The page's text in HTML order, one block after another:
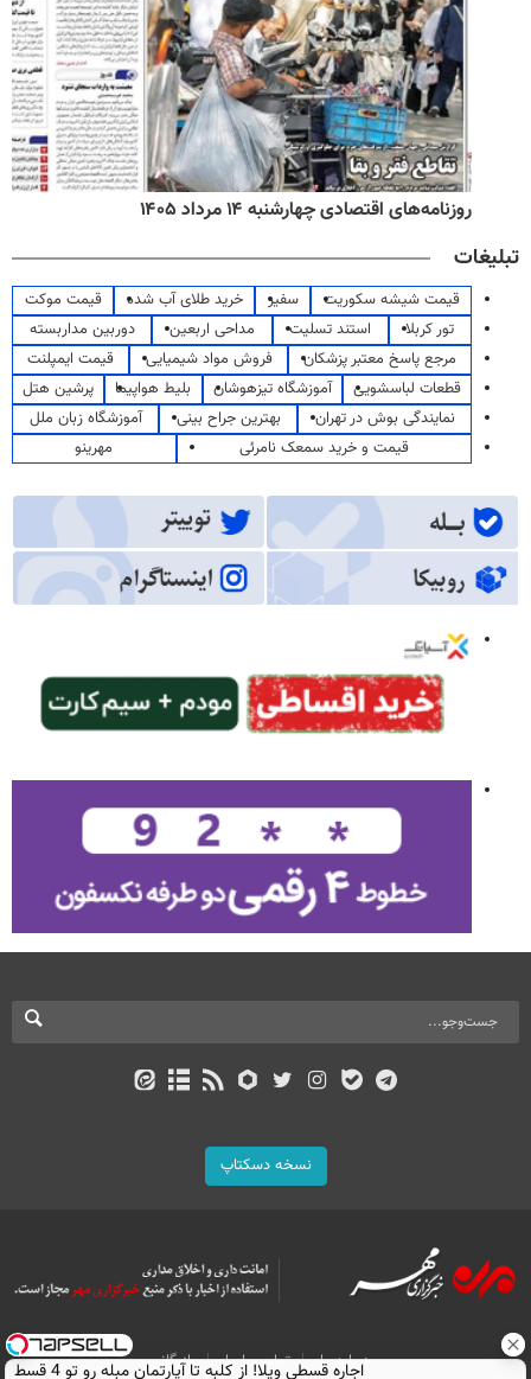
روزنامه‌های اقتصادی چهارشنبه ۱۴ مرداد ۱۴۰۵
تبلیغات
قیمت شیشه سکوریت سفیر خرید طلای آب شده
قیمت موکت
تور کربلا
استند تسلیت مداحی اربعین
دوربین مداربسته
مرجع پاسخ معتبر پزشکان
فروش مواد شیمیایی
قیمت ایمپلنت
قطعات لباسشویی
آموزشگاه تیزهوشان بلیط هواپیما
پرشین هتل
نمایندگی بوش در تهران
بهترین جراح بینی
آموزشگاه زبان ملل
قیمت و خرید سمعک نامرئی
مهرینو
نسخه دسکتاپ
درباره ما تماس با ما بازرگانی اجاره‌ قسطی ویلا! از کلبه تا آپارتمان مبله رو تو 4 قسط